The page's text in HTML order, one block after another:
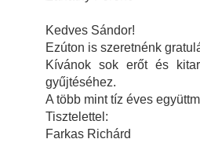
Kedves Sándor!
Ezúton is szeretnénk
Kívánok sok erőt és
gyűjtéséhez.
A több mint tíz éves
Tisztelettel:
Farkas Richárd